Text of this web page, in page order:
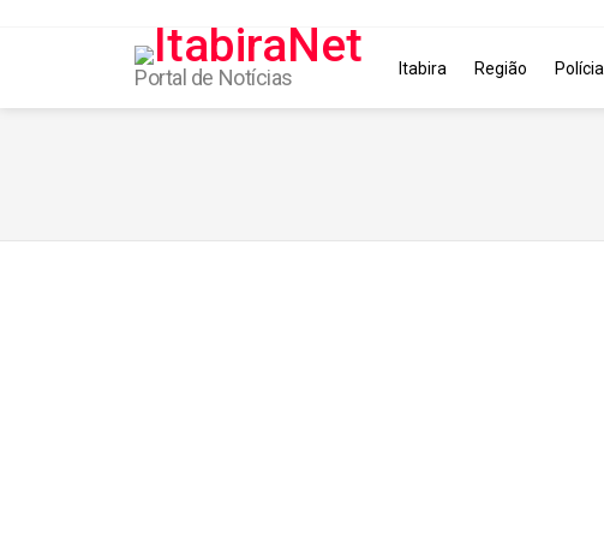
Portal de Notícias Itabira Região Polícia